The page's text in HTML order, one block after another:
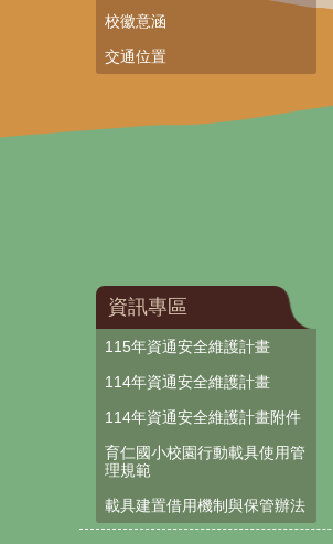
校徽意涵
交通位置
資訊專區
115年資通安全維護計畫
114年資通安全維護計畫
114年資通安全維護計畫附件
育仁國小校園行動載具使用管
理規範
載具建置借用機制與保管辦法